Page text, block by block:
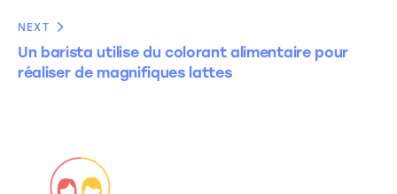
NEXT
Un barista utilise du colorant alimentaire pour
réaliser de magnifiques lattes